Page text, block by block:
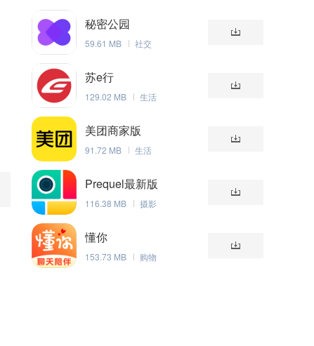
秘密公园
59.61 MB 社交
苏e行
129.02 MB 生活
美团商家版
91.72 MB 生活
Prequel最新版
116.38 MB 摄影
懂你
153.73 MB 购物